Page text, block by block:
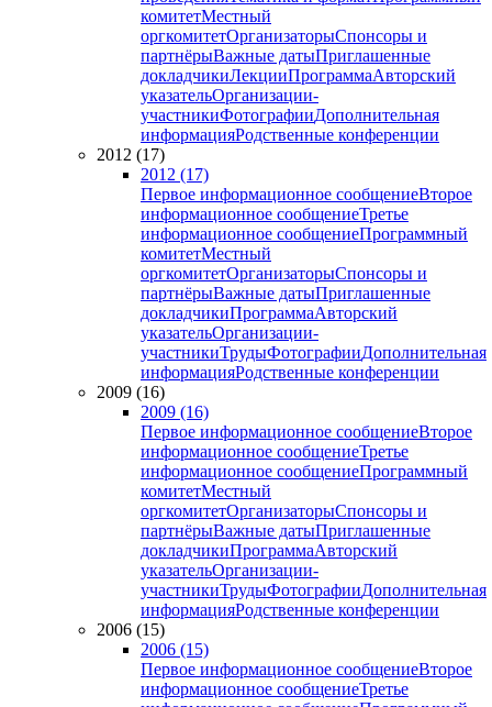
комитетМестный
оргкомитетОрганизаторыСпонсоры и
партнёрыВажные датыПриглашенные
докладчикиЛекцииПрограммаАвторский
указательОрганизации-
участникиФотографииДополнительная
информацияРодственные конференции
2012 (17)
2012 (17)
Первое информационное сообщениеВторое
информационное сообщениеТретье
информационное сообщениеПрограммный
комитетМестный
оргкомитетОрганизаторыСпонсоры и
партнёрыВажные датыПриглашенные
докладчикиПрограммаАвторский
указательОрганизации-
участникиТрудыФотографииДополнительная
информацияРодственные конференции
2009 (16)
2009 (16)
Первое информационное сообщениеВторое
информационное сообщениеТретье
информационное сообщениеПрограммный
комитетМестный
оргкомитетОрганизаторыСпонсоры и
партнёрыВажные датыПриглашенные
докладчикиПрограммаАвторский
указательОрганизации-
участникиТрудыФотографииДополнительная
информацияРодственные конференции
2006 (15)
2006 (15)
Первое информационное сообщениеВторое
информационное сообщениеТретье